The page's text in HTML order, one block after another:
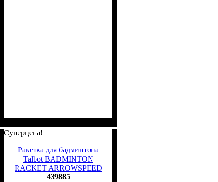
Суперцена!
Ракетка для бадминтона
Talbot BADMINTON
RACKET ARROWSPEED
299 черно-зеленая 439885
439885